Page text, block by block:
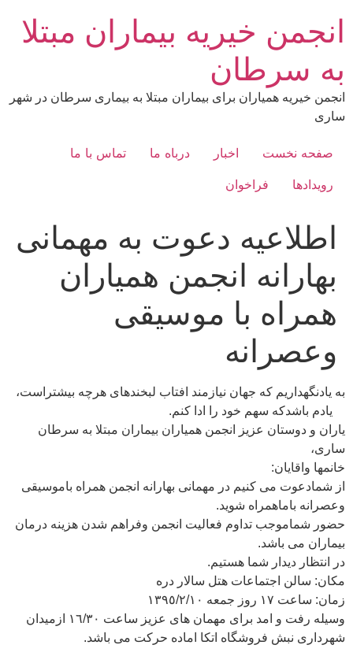
محتوا
انجمن خیریه بیماران مبتلا
به سرطان
انجمن خیریه همیاران برای بیماران مبتلا به بیماری سرطان در شهر
ساری
صفحه نخست اخبار درباه ما
تماس با ما
رویدادها
فراخوان
اطلاعیه دعوت به مهمانى
بهارانه انجمن همیاران
همراه با موسيقى
وعصرانه
به يادنگهداريم كه جهان نيازمند افتاب لبخندهاى هرچه بيشتراست،
يادم باشدكه سهم خود را ادا كنم.
ياران و دوستان عزيز انجمن همياران بيماران مبتلا به سرطان
سارى،
خانمها واقايان:
از شمادعوت مى كنيم در مهمانى بهارانه انجمن همراه باموسيقى
وعصرانه باماهمراه شويد.
حضور شماموجب تداوم فعاليت انجمن وفراهم شدن هزينه درمان
بيماران مى باشد.
در انتظار ديدار شما هستيم.
مكان: سالن اجتماعات هتل سالار دره
زمان: ساعت ١٧ روز جمعه ١٣٩٥/٢/١٠
وسيله رفت و امد براى مهمان هاى عزيز ساعت ١٦/٣٠ ازميدان
شهردارى نبش فروشگاه اتكا اماده حركت مى باشد.